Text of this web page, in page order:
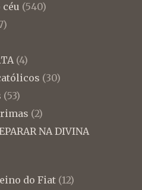
(540)
(4)
(30)
(53)
(2)
NA DIVINA
do Fiat (12)